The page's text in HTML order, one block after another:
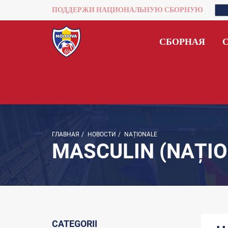
ПОДДЕРЖИ НАЦИОНАЛЬНУЮ СБОРНУЮ
СБОРНАЯ
ГЛАВНАЯ / НОВОСТИ / NAȚIONALE
MASCULIN
CATEGORII